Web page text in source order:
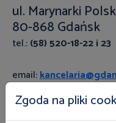
ul. Marynarki
80-868 Gdańsk
tel.:(58) 520-18-22 i 23
email:
e-Doręczenia: AE:PL-
Zgoda na pliki